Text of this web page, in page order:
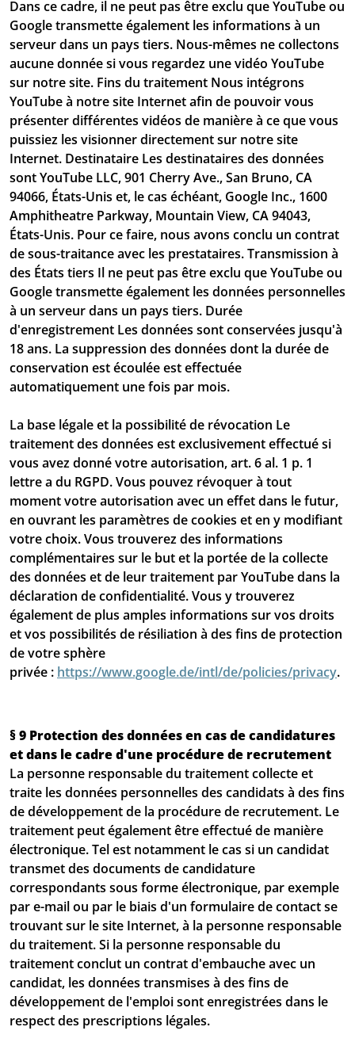
Dans ce cadre, il ne peut pas être exclu que YouTube ou
Google transmette également les informations à un
serveur dans un pays tiers. Nous-mêmes ne collectons
aucune donnée si vous regardez une vidéo YouTube
sur notre site. Fins du traitement Nous intégrons
YouTube à notre site Internet afin de pouvoir vous
présenter différentes vidéos de manière à ce que vous
puissiez les visionner directement sur notre site
Internet. Destinataire Les destinataires des données
sont YouTube LLC, 901 Cherry Ave., San Bruno, CA
94066, États-Unis et, le cas échéant, Google Inc., 1600
Amphitheatre Parkway, Mountain View, CA 94043,
États-Unis. Pour ce faire, nous avons conclu un contrat
de sous-traitance avec les prestataires. Transmission à
des États tiers Il ne peut pas être exclu que YouTube ou
Google transmette également les données personnelles
à un serveur dans un pays tiers. Durée
d'enregistrement Les données sont conservées jusqu'à
18 ans. La suppression des données dont la durée de
conservation est écoulée est effectuée
automatiquement une fois par mois.
La base légale et la possibilité de révocation Le
traitement des données est exclusivement effectué si
vous avez donné votre autorisation, art. 6 al. 1 p. 1
lettre a du RGPD. Vous pouvez révoquer à tout
moment votre autorisation avec un effet dans le futur,
en ouvrant les paramètres de cookies et en y modifiant
votre choix. Vous trouverez des informations
complémentaires sur le but et la portée de la collecte
des données et de leur traitement par YouTube dans la
déclaration de confidentialité. Vous y trouverez
également de plus amples informations sur vos droits
et vos possibilités de résiliation à des fins de protection
de votre sphère
privée : https://www.google.de/intl/de/policies/privacy.
§ 9 Protection des données en cas de candidatures
et dans le cadre d'une procédure de recrutement
La personne responsable du traitement collecte et
traite les données personnelles des candidats à des fins
de développement de la procédure de recrutement. Le
traitement peut également être effectué de manière
électronique. Tel est notamment le cas si un candidat
transmet des documents de candidature
correspondants sous forme électronique, par exemple
par e-mail ou par le biais d'un formulaire de contact se
trouvant sur le site Internet, à la personne responsable
du traitement. Si la personne responsable du
traitement conclut un contrat d'embauche avec un
candidat, les données transmises à des fins de
développement de l'emploi sont enregistrées dans le
respect des prescriptions légales.